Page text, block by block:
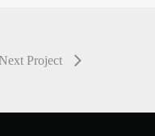
Project